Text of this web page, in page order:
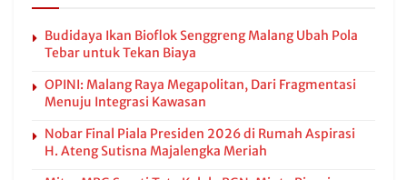
Budidaya Ikan Bioflok Senggreng Malang Ubah Pola
Tebar untuk Tekan Biaya
OPINI: Malang Raya Megapolitan, Dari Fragmentasi
Menuju Integrasi Kawasan
Nobar Final Piala Presiden 2026 di Rumah Aspirasi
H. Ateng Sutisna Majalengka Meriah